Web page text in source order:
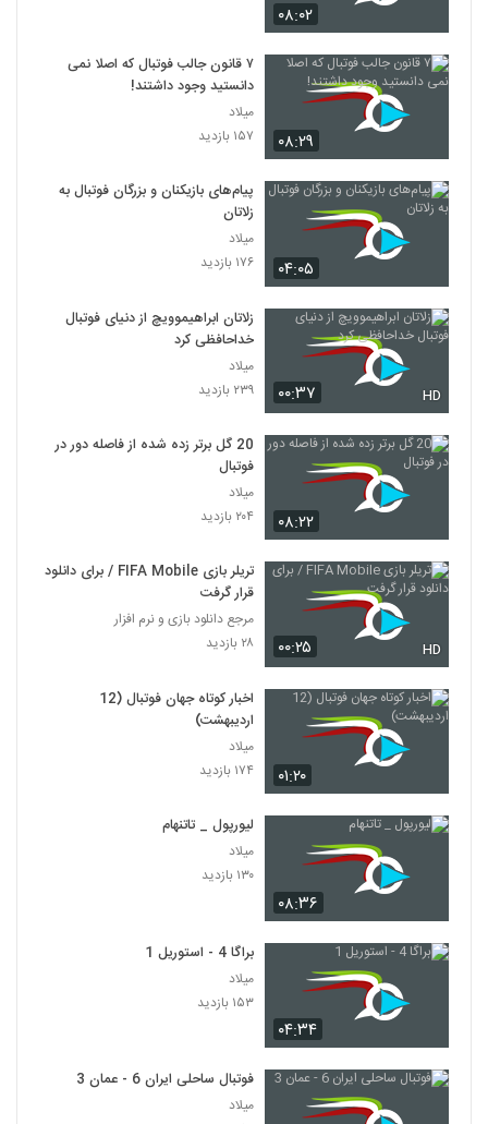
۰۸:۰۲
۰۸:۲۹
۷ قانون جالب فوتبال که اصلا نمی
دانستید وجود داشتند!
میلاد
۱۵۷ بازدید
۰۴:۰۵
پیام‌های بازیکنان و بزرگان فوتبال به
زلاتان
میلاد
۱۷۶ بازدید
۰۰:۳۷ HD
زلاتان ابراهیموویچ از دنیای فوتبال
خداحافظی کرد
میلاد
۲۳۹ بازدید
۰۸:۲۲
20 گل برتر زده شده از فاصله دور در
فوتبال
میلاد
۲۰۴ بازدید
۰۰:۲۵ HD
تریلر بازی FIFA Mobile / برای دانلود
قرار گرفت
مرجع دانلود بازی و نرم افزار
۲۸ بازدید
۰۱:۲۰
اخبار کوتاه جهان فوتبال (12
اردیبهشت)
میلاد
۱۷۴ بازدید
۰۸:۳۶
لیورپول _ تاتنهام
میلاد
۱۳۰ بازدید
۰۴:۳۴
براگا 4 - استوریل 1
میلاد
۱۵۳ بازدید
فوتبال ساحلی ایران 6 - عمان 3
میلاد